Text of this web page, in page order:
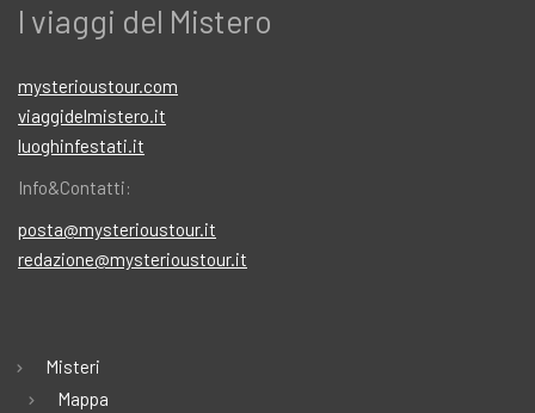
I viaggi del Mistero
mysterioustour.com
viaggidelmistero.it
luoghinfestati.it
Info&Contatti:
posta@mysterioustour.it
redazione@mysterioustour.it
Misteri
Mappa